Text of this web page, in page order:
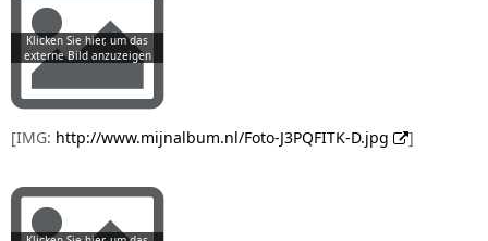
[IMG: http://www.mijnalbum.nl/Foto-J3PQFITK-D.jpg ]